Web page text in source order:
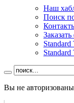
Наш
Поиск
Standard
Вы не